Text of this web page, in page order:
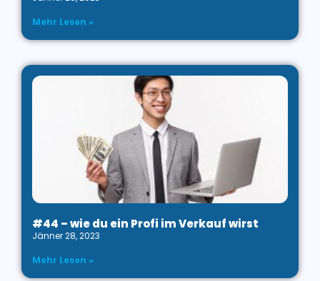
Mehr Lesen »
#44 – wie du ein Profi im Verkauf wirst
Jänner 28, 2023
Mehr Lesen »